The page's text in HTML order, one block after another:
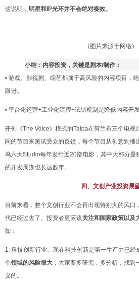
这说明 ， 明星和IP光环并不会绝对奏效。
（图片来源于网络）
小结：内容投资，关键是剧本/制作：
• 游戏、影视剧、综艺都属于高风险的内容项目，
跟进。
• 平台化运营+工业化流程+试错机制是降低内容开
开创《The Voice》模式的Talpa在荷兰有三个电视
同的节目来测试受众的反馈，每个节目从创意到播
坞六大Studio每年发行近20部电影，其中大部分是
的开发周期也长达数年。
四、文创产业投资展
目前来看，整个文创行业不会再出现特别大的风口
代已经过去了。投资者更应该关注和国家政策以及
如：
1. 科技创新行业。现在科技创新是第一生产力已经
个领域的风险很大 ，大家要多研究，多分析，找
义的。